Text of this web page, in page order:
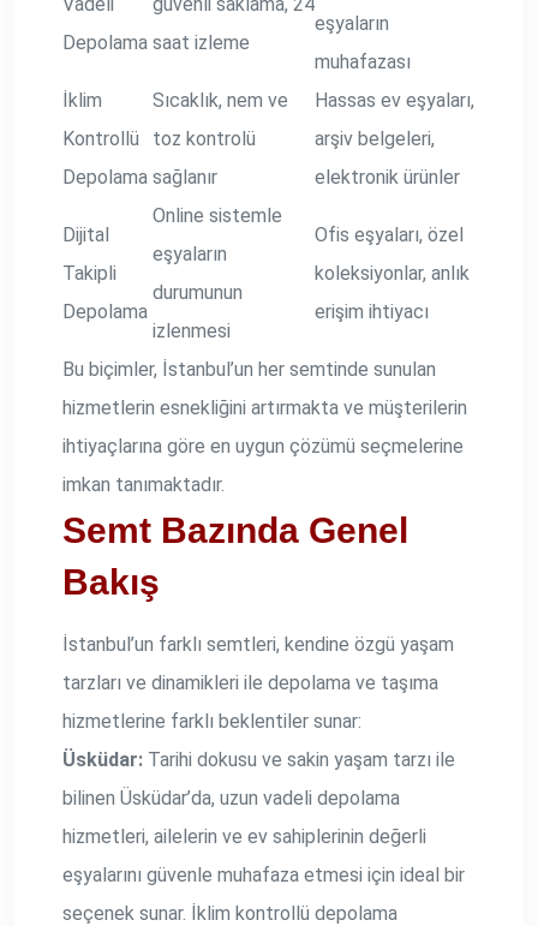
Depolama saat izleme
eşyaların
muhafazası
İklim
Kontrollü
Depolama
Sıcaklık, nem ve
toz kontrolü
sağlanır
Hassas ev eşyaları,
arşiv belgeleri,
elektronik ürünler
Dijital
Takipli
Depolama
Online sistemle
eşyaların
durumunun
izlenmesi
Ofis eşyaları, özel
koleksiyonlar, anlık
erişim ihtiyacı
Bu biçimler, İstanbul’un her semtinde sunulan
hizmetlerin esnekliğini artırmakta ve müşterilerin
ihtiyaçlarına göre en uygun çözümü seçmelerine
imkan tanımaktadır.
Semt Bazında Genel
Bakış
İstanbul’un farklı semtleri, kendine özgü yaşam
tarzları ve dinamikleri ile depolama ve taşıma
hizmetlerine farklı beklentiler sunar:
Üsküdar: Tarihi dokusu ve sakin yaşam tarzı ile
bilinen Üsküdar’da, uzun vadeli depolama
hizmetleri, ailelerin ve ev sahiplerinin değerli
eşyalarını güvenle muhafaza etmesi için ideal bir
seçenek sunar. İklim kontrollü depolama